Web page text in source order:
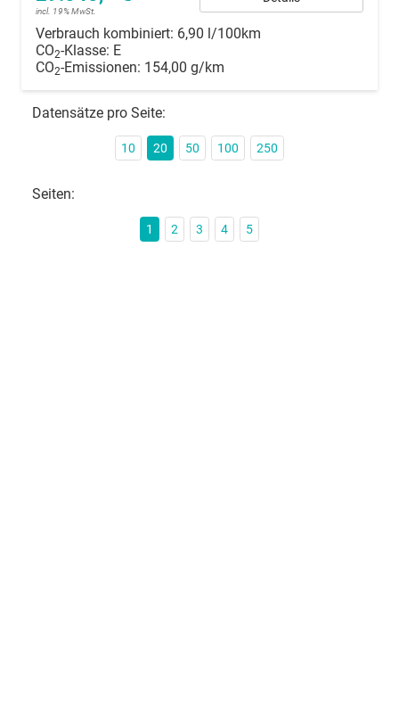
incl. 19% MwSt.
Verbrauch kombiniert: 6,90 l/100km
CO2-Klasse: E
CO2-Emissionen: 154,00 g/km
Datensätze pro Seite:
10 20 50 100 250
Seiten:
1 2 3 4 5